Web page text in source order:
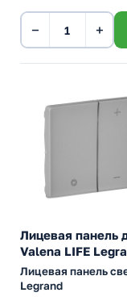
− +
Лицевая панель
Valena LIFE
Лицевая панель
Legrand